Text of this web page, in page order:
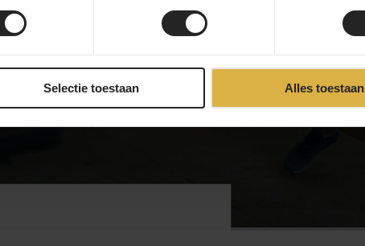
Selectie toestaan Alles toestaan
bekijk onze bedrijfsvideo